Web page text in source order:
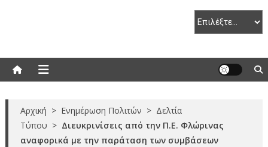
Αρχική > Ενημέρωση Πολιτών > Δελτία
Τύπου > Διευκρινίσεις από την Π.Ε. Φλώρινας
αναφορικά με την παράταση των συμβάσεων